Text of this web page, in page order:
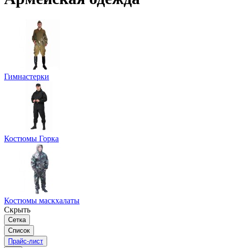
Гимнастерки
Костюмы Горка
Костюмы маскхалаты
Скрыть
Сетка
Список
Прайс-лист